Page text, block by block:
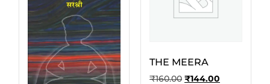
THE MEERA
₹160.00 ₹144.00